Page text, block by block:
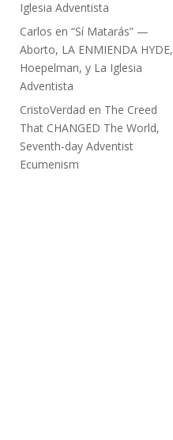
Iglesia Adventista
Carlos en“Sí Matarás” —
Aborto, LA ENMIENDA HYDE,
Hoepelman, y La Iglesia
Adventista
CristoVerdad en The Creed
That CHANGED The World,
Seventh-day Adventist
Ecumenism